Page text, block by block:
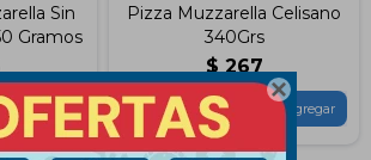

Sin
Gramos
Pizza Muzzarella Celisano
340Grs
$ 267
-